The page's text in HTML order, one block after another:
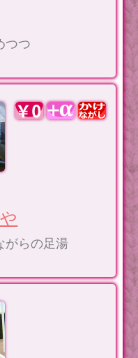
つつ
がらの足湯